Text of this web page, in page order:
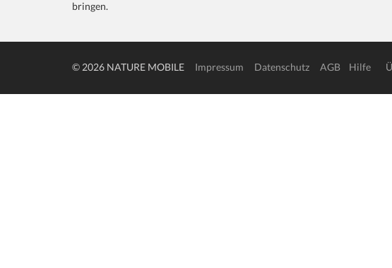
bringen.
© 2026 NATURE MOBILE Impressum Datenschutz AGB Hilfe